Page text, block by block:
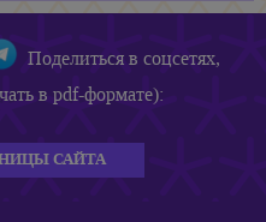
Поделиться в соцсетях,
в pdf-формате):
САЙТА